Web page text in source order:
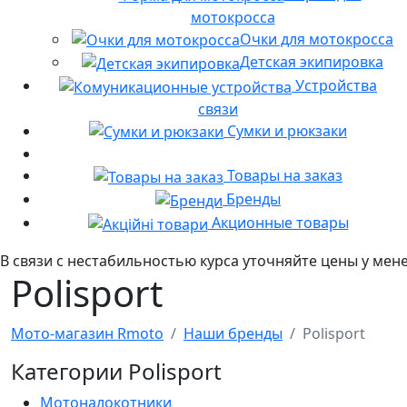
мотокросса
Очки для мотокросса
Детская экипировка
Устройства
связи
Сумки и рюкзаки
Товары на заказ
Бренды
Акционные товары
В связи с нестабильностью курса уточняйте цены у
Polisport
Мото-магазин Rmoto Наши бренды Polisport
Категории Polisport
Мотоналокотники